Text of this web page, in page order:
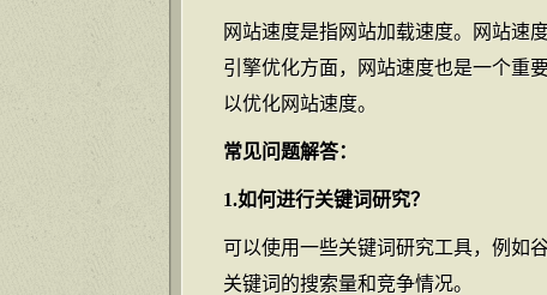
网站速度是指网站加载速度。网站速
引擎优化方面，网站速度也是一个重
以优化网站速度。
常见问题解答：
1.如何进行关键词研究？
可以使用一些关键词研究工具，例如
关键词的搜索量和竞争情况。